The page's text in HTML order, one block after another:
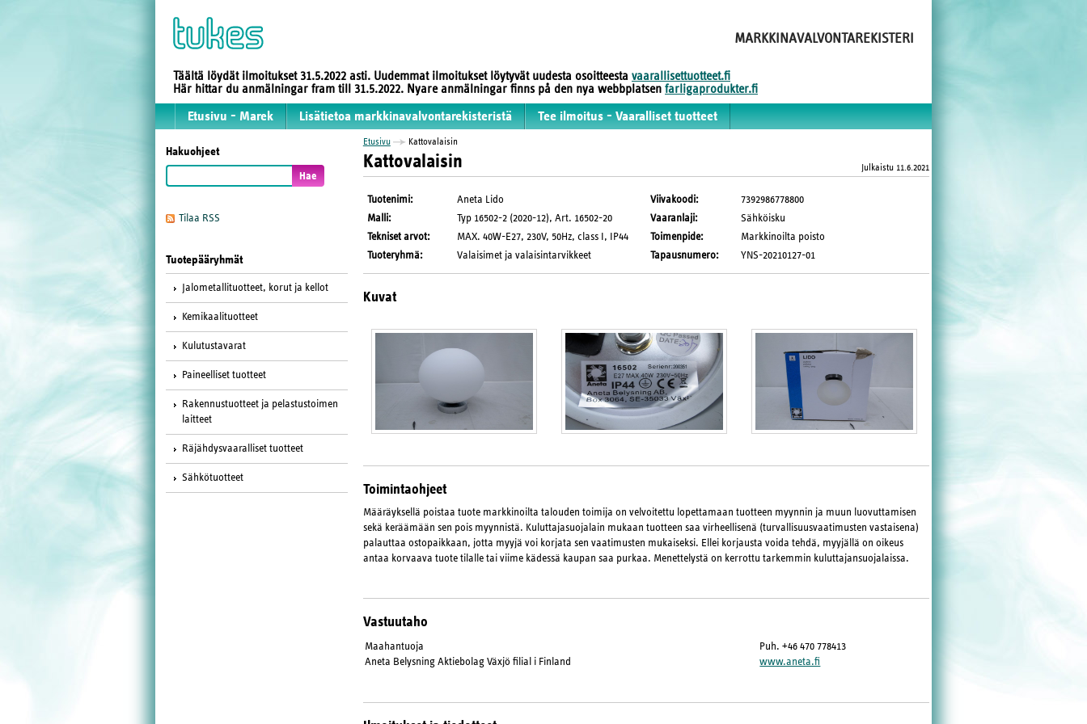
MARKKINAVALVONTAREKISTERI
Täältä löydät ilmoitukset 31.5.2022 asti. Uudemmat ilmoitukset löytyvät uudesta osoitteesta vaarallisettuotteet.fi
Här hittar du anmälningar fram till 31.5.2022. Nyare anmälningar finns på den nya webbplatsen farligaprodukter.fi
Etusivu - Marek Lisätietoa markkinavalvontarekisteristä Tee ilmoitus - Vaaralliset tuotteet
Hakuohjeet
Tilaa RSS
Tuotepääryhmät
Jalometallituotteet, korut ja kellot
Kemikaalituotteet
Kulutustavarat
Paineelliset tuotteet
Rakennustuotteet ja pelastustoimen
laitteet
Räjähdysvaaralliset tuotteet
Sähkötuotteet
Etusivu Kattovalaisin
Kattovalaisin Julkaistu 11.6.2021
Tuotenimi:
Aneta Lido
Malli:
Typ 16502-2 (2020-12), Art. 16502-20
Tekniset arvot:
MAX. 40W-E27, 230V, 50Hz, class I, IP44
Tuoteryhmä: Valaisimet ja valaisintarvikkeet
Viivakoodi:
7392986778800
Vaaranlaji:
Sähköisku
Toimenpide:
Markkinoilta poisto
Tapausnumero: YNS-20210127-01
Kuvat
Toimintaohjeet
Määräyksellä poistaa tuote markkinoilta talouden toimija on velvoitettu lopettamaan tuotteen myynnin ja muun luovuttamisen
sekä keräämään sen pois myynnistä. Kuluttajasuojalain mukaan tuotteen saa virheellisenä (turvallisuusvaatimusten vastaisena)
palauttaa ostopaikkaan, jotta myyjä voi korjata sen vaatimusten mukaiseksi. Ellei korjausta voida tehdä, myyjällä on oikeus
antaa korvaava tuote tilalle tai viime kädessä kaupan saa purkaa. Menettelystä on kerrottu tarkemmin kuluttajansuojalaissa.
Vastuutaho
Maahantuoja
Aneta Belysning Aktiebolag Växjö filial i Finland
Puh. +46 470 778413
www.aneta.fi